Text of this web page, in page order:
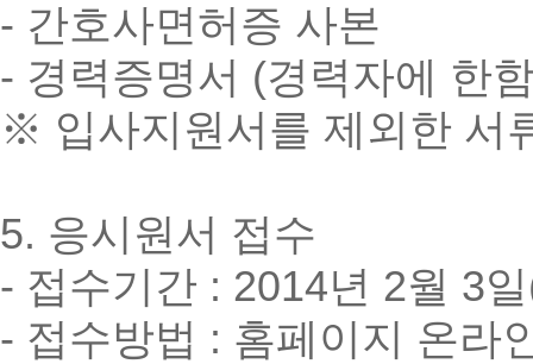
- 간호사면허증 사본
- 경력증명서 (경력자에 한
※ 입사지원서를 제외한 서
5. 응시원서 접수
- 접수기간 : 2014년 2월 3
- 접수방법 : 홈페이지 온라